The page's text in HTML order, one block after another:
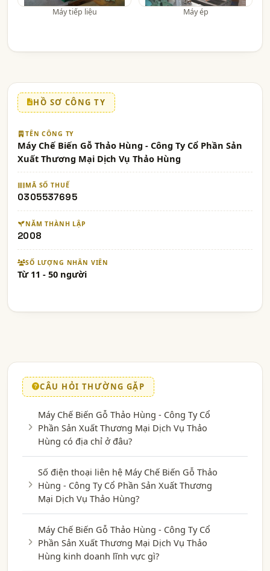
Máy tiếp liệu Máy ép
HỒ SƠ CÔNG TY
TÊN CÔNG TY
Máy Chế Biến Gỗ Thảo Hùng - Công Ty Cổ Phần Sản
Xuất Thương Mại Dịch Vụ Thảo Hùng
MÃ SỐ THUẾ
0305537695
NĂM THÀNH LẬP
2008
SỐ LƯỢNG NHÂN VIÊN
Từ 11 - 50 người
CÂU HỎI THƯỜNG GẶP
Máy Chế Biến Gỗ Thảo Hùng - Công Ty Cổ
Phần Sản Xuất Thương Mại Dịch Vụ Thảo
Hùng có địa chỉ ở đâu?
Số điện thoại liên hệ Máy Chế Biến Gỗ Thảo
Hùng - Công Ty Cổ Phần Sản Xuất Thương
Mại Dịch Vụ Thảo Hùng?
Máy Chế Biến Gỗ Thảo Hùng - Công Ty Cổ
Phần Sản Xuất Thương Mại Dịch Vụ Thảo
Hùng kinh doanh lĩnh vực gì?